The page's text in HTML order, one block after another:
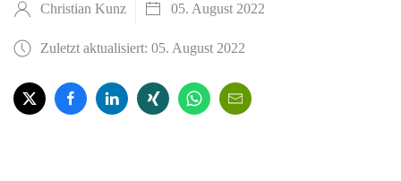
Christian Kunz 05. August 2022
Zuletzt aktualisiert: 05. August 2022